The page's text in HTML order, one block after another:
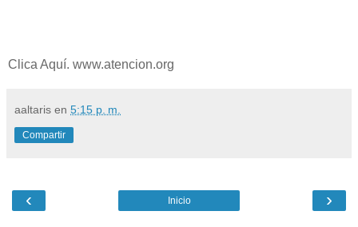
Clica Aquí. www.atencion.org
aaltaris en 5:15 p. m.
Compartir
‹ ›
Inicio